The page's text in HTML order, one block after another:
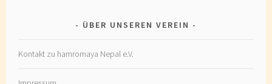
ÜBER UNSEREN VEREIN
Kontakt zu hamromaya Nepal e.V.